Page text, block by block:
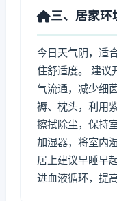
三、居家环
今日天气阴，适
住舒适度。 建议
气流通，减少细
褥、枕头，利用
擦拭除尘，保持
加湿器，将室内
居上建议早睡早
进血液循环，提